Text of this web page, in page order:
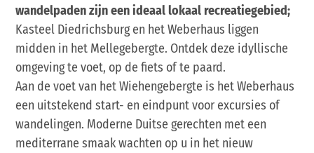
wandelpaden zijn een ideaal lokaal recreatiegebied;
Kasteel Diedrichsburg en het Weberhaus liggen
midden in het Mellegebergte. Ontdek deze idyllische
omgeving te voet, op de fiets of te paard.
Aan de voet van het Wiehengebergte is het Weberhaus
een uitstekend start- en eindpunt voor excursies of
wandelingen. Moderne Duitse gerechten met een
mediterrane smaak wachten op u in het nieuw